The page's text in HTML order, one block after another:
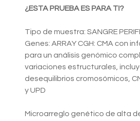
¿ESTA PRUEBA ES PARA TI?
Tipo de muestra: SANGRE
Genes: ARRAY CGH: CMA con
para un análisis genómico
variaciones estructurales,
desequilibrios cromosómicos,
y UPD
Microarreglo genético de alta